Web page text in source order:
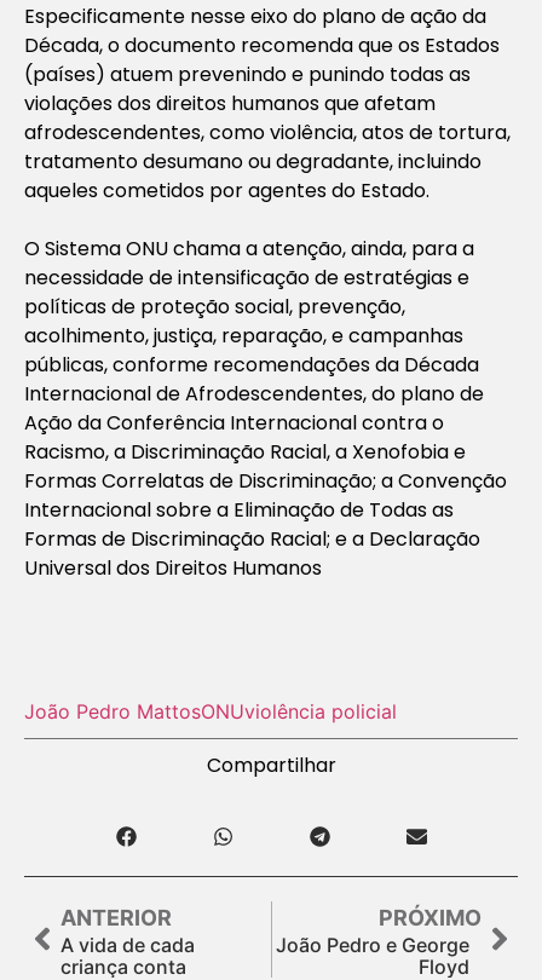
Especificamente nesse eixo do plano de ação da
Década, o documento recomenda que os Estados
(países) atuem prevenindo e punindo todas as
violações dos direitos humanos que afetam
afrodescendentes, como violência, atos de tortura,
tratamento desumano ou degradante, incluindo
aqueles cometidos por agentes do Estado.
O Sistema ONU chama a atenção, ainda, para a
necessidade de intensificação de estratégias e
políticas de proteção social, prevenção,
acolhimento, justiça, reparação, e campanhas
públicas, conforme recomendações da Década
Internacional de Afrodescendentes, do plano de
Ação da Conferência Internacional contra o
Racismo, a Discriminação Racial, a Xenofobia e
Formas Correlatas de Discriminação; a Convenção
Internacional sobre a Eliminação de Todas as
Formas de Discriminação Racial; e a Declaração
Universal dos Direitos Humanos
João Pedro MattosONUviolência policial
Compartilhar
ANTERIOR
A vida de cada
criança conta
PRÓXIMO
João Pedro e George
Floyd